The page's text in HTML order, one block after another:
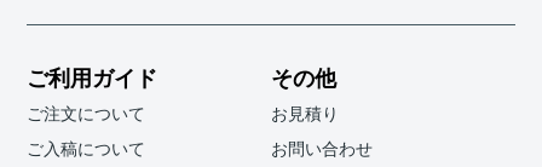
ご利用ガイド
ご注文について
ご入稿について
その他
お見積り
お問い合わせ